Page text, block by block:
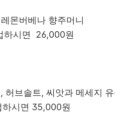
몬버베나 향주머니
하시면 26,000원
허브솔트, 씨앗과 메세지
시면 35,000원